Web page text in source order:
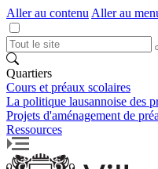
Aller au contenu Aller au
Quartiers
Cours et préaux scolaires
La politique lausannoise des
Projets d'aménagement de
Ressources